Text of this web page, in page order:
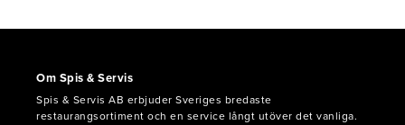
Om Spis & Servis
Spis & Servis AB erbjuder Sveriges bredaste
restaurangsortiment och en service långt utöver det vanliga.